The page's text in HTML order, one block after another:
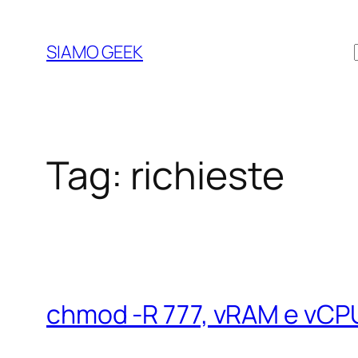
contenuto
SIAMO GEEK
Tag: richieste
chmod -R 777, vRAM e